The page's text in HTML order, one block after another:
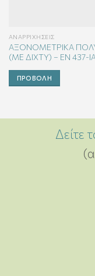
ΑΝΑΡΡΙΧΉΣΕΙΣ
ΑΞΟΝΟΜΕΤΡΙΚΑ
(ΜΕ ΔΙΧΤΥ) – EN 437-
ΠΡΟΒΟΛΉ
Δείτε